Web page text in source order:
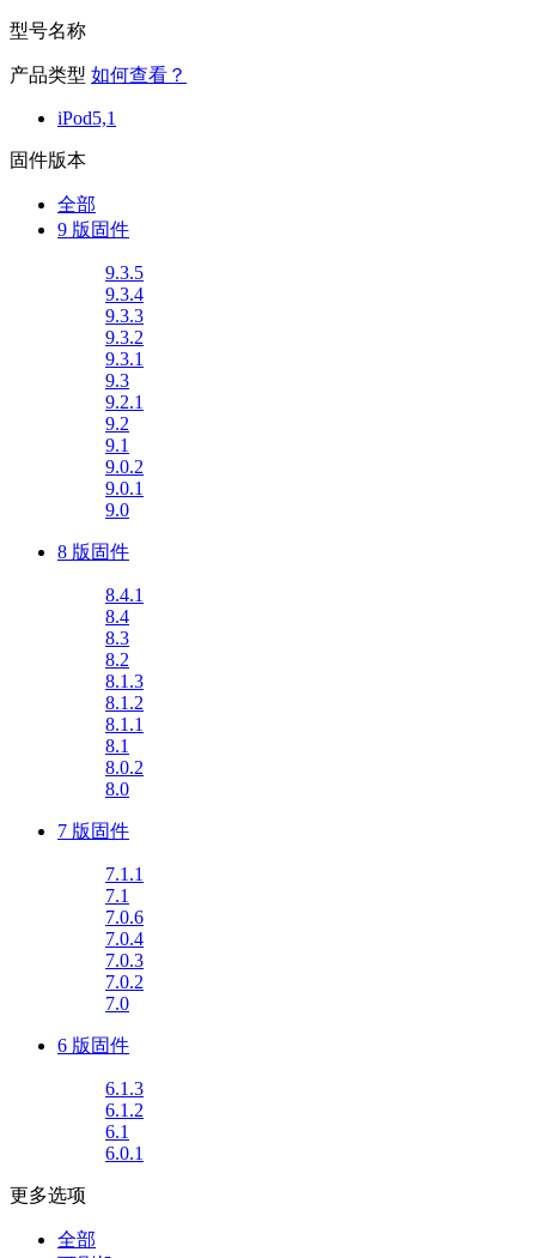
型号名称
产品类型 如何查看？
iPod5,1
固件版本
全部
9 版固件
9.3.5
9.3.4
9.3.3
9.3.2
9.3.1
9.3
9.2.1
9.2
9.1
9.0.2
9.0.1
9.0
8 版固件
8.4.1
8.4
8.3
8.2
8.1.3
8.1.2
8.1.1
8.1
8.0.2
8.0
7 版固件
7.1.1
7.1
7.0.6
7.0.4
7.0.3
7.0.2
7.0
6 版固件
6.1.3
6.1.2
6.1
6.0.1
更多选项
全部